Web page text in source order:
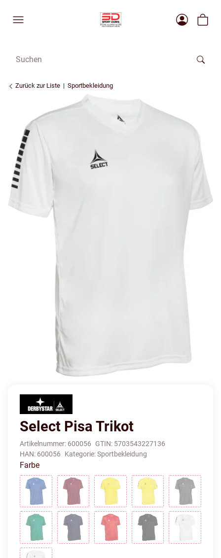
Zurück zur Liste Sportbekleidung
Select Pisa Trikot
Artikelnummer: 600056 GTIN: 5703543227136
HAN: 600056 Kategorie:Sportbekleidung
Farbe
blau weissbordeaux weissgelb blau gelb schwarzgrau
gruen weiss